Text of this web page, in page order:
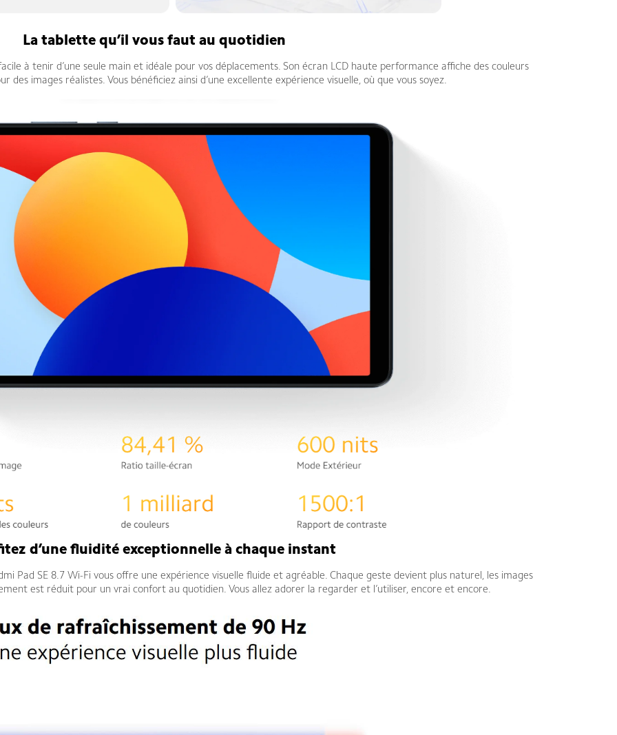
La tablette qu’il vous faut au quotidien
à tenir d’une seule main et idéale pour vos déplacements. Son écran LCD haute performance affiche des couleurs
des images réalistes. Vous bénéficiez ainsi d’une excellente expérience visuelle, où que vous soyez.
d’une fluidité exceptionnelle à chaque instant
Pad SE 8.7 Wi-Fi vous offre une expérience visuelle fluide et agréable. Chaque geste devient plus naturel, les images
est réduit pour un vrai confort au quotidien. Vous allez adorer la regarder et l’utiliser, encore et encore.